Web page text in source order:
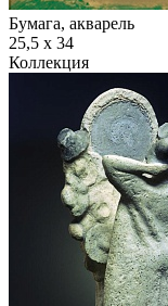
Бумага, акварель
25,5 х 34
Коллекция